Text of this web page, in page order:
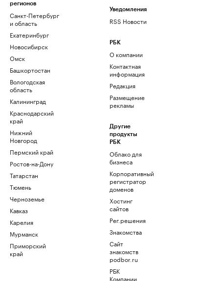
регионов
Санкт-Петербург
и область
Екатеринбург
Новосибирск
Омск
Башкортостан
Вологодская
область
Калининград
Краснодарский
край
Нижний
Новгород
Пермский край
Ростов-на-Дону
Татарстан
Тюмень
Черноземье
Кавказ
Карелия
Мурманск
Приморский
край
Уведомления
RSS Новости
РБК
О компании
Контактная
информация
Редакция
Размещение
рекламы
Другие
продукты
РБК
Облако для
бизнеса
Корпоративный
регистратор
доменов
Хостинг
сайтов
Рег.решения
Знакомства
Сайт
знакомств
podbor.ru
РБК
Компании